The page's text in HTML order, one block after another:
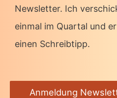
Newsletter. Ich
einmal im Quartal und
einen Schreibtipp.
Anmeldung